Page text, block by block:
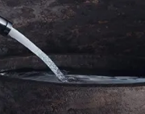
Axor Starck D 225
хром 40821000
STARCK
товару